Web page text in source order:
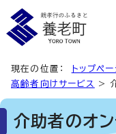
現在の位置： トップペー
高齢者向けサービス
>
介助者のオ